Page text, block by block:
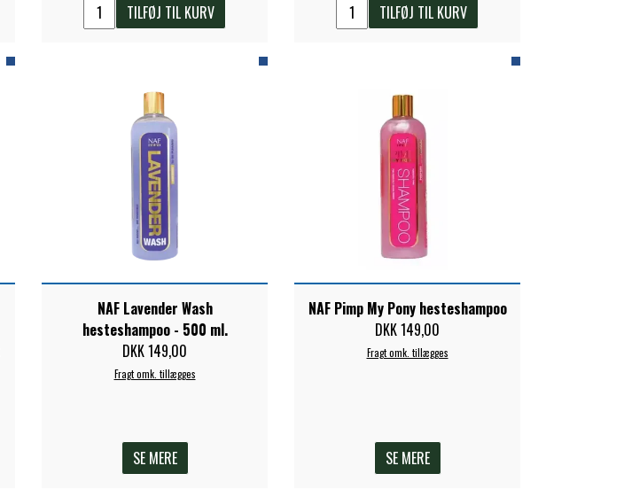
TILFØJ TIL KURV TILFØJ TIL KURV
NAF Lavender Wash
hesteshampoo - 500 ml.
DKK 149,00
Fragt omk. tillægges
SE MERE
NAF Pimp My Pony hesteshampoo
DKK 149,00
Fragt omk. tillægges
SE MERE